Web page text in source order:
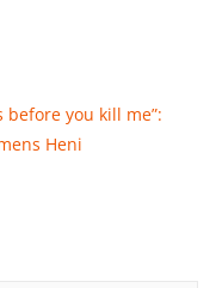
before you kill me”:
Heni